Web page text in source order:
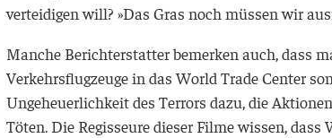
verteidigen will? »Das Gras noch müssen wir
Manche Berichterstatter bemerken auch, dass
Verkehrsflugzeuge in das World Trade Center
Ungeheuerlichkeit des Terrors dazu, die
Töten. Die Regisseure dieser Filme wissen,